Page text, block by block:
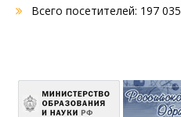
Всего посетителей: 197 035